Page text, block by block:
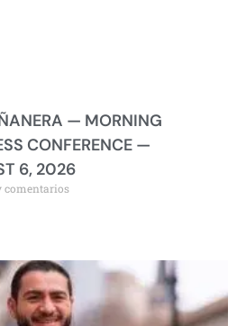
— MORNING
CONFERENCE —
6, 2026
comentarios